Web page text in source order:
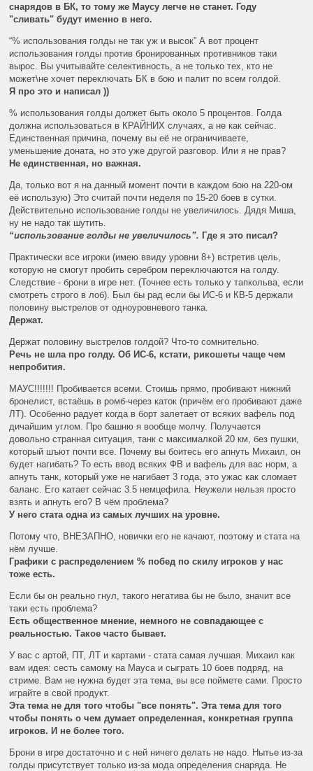
снарядов в БК, то тому же Маусу легче не станет. Году
"сливать" будут именно в него.
“% использования голды не так уж и высок” А вот процент
использования голды против бронированных противников таки
вырос. Вы учитывайте селективность, а не только тех, кто не
может\не хочет переключать БК в бою и палит по всем голдой.
Я про это и написал ))
% использования голды должет быть около 5 процентов. Голда
должна использоваться в КРАЙНИХ случаях, а не как сейчас.
Единственная причина, почему вы её не ограничиваете,
уменьшение доната, но это уже другой разговор. Или я не прав?
Не единственная, но важная.
Да, только вот я на данный момент почти в каждом бою на 220-ом
её использую) Это считай почти неделя по 15-20 боев в сутки.
Действительно использование голды не увеличилось. Дядя Миша,
ну не надо так шутить.
“использование голды не увеличилось”. Где я это писал?
Практически все игроки (имею ввиду уровни 8+) встретив цель,
которую не смогут пробить серебром переключаются на голду.
Следствие - брони в игре нет. (Точнее есть только у тапкольва, если
смотреть строго в лоб). Был бы рад если бы ИС-6 и КВ-5 держали
половину выстрелов от одноуровневого танка.
Держат.
Держат половину выстрелов голдой? Что-то сомнительно.
Речь не шла про голду. Об ИС-6, кстати, рикошеты чаще чем
непробития.
МАУС!!!!!!! Пробивается всеми. Стоишь прямо, пробивают нижний
бронелист, встаёшь в ромб-через каток (причём его пробивают даже
ЛТ). Особенно радует когда в борт залетает от всяких вафель под
дичайшим углом. Про башню я вообще молчу. Получается
довольно странная ситуация, танк с максималкой 20 км, без пушки,
который шъют почти все. Почему вы боитесь его апнуть Михаил, он
будет нагибать? То есть ввод всяких ФВ и вафель для вас норм, а
апнуть танк, который уже не нагибает 3 года, это ужас как сломает
баланс. Его катает сейчас 3.5 немцефила. Неужели нельзя просто
взять и апнуть его? В чём проблема?
У него стата одна из самых лучших на уровне.
Потому что, ВНЕЗАПНО, новички его не качают, поэтому и стата на
нём лучше.
Графики с распределением % побед по скилу игроков у нас
тоже есть.
Если бы он реально гнул, такого негатива бы не было, значит все
таки есть проблема?
Есть общественное мнение, немного не совпадающее с
реальностью. Такое часто бывает.
У вас с артой, ПТ, ЛТ и картами - стата самая лучшая. Михаил как
вам идея: сесть самому на Мауса и сыграть 10 боев подряд, на
стриме. Вам не нужна будет эта тема, вы все поймете сами. Просто
играйте в свой продукт.
Эта тема не для того чтобы "все понять". Эта тема для того
чтобы понять о чем думает определенная, конкретная группа
игроков. И не более того.
Брони в игре достаточно и с ней ничего делать не надо. Нытье из-за
голды присутствует только из-за мода определения снаряда. Не